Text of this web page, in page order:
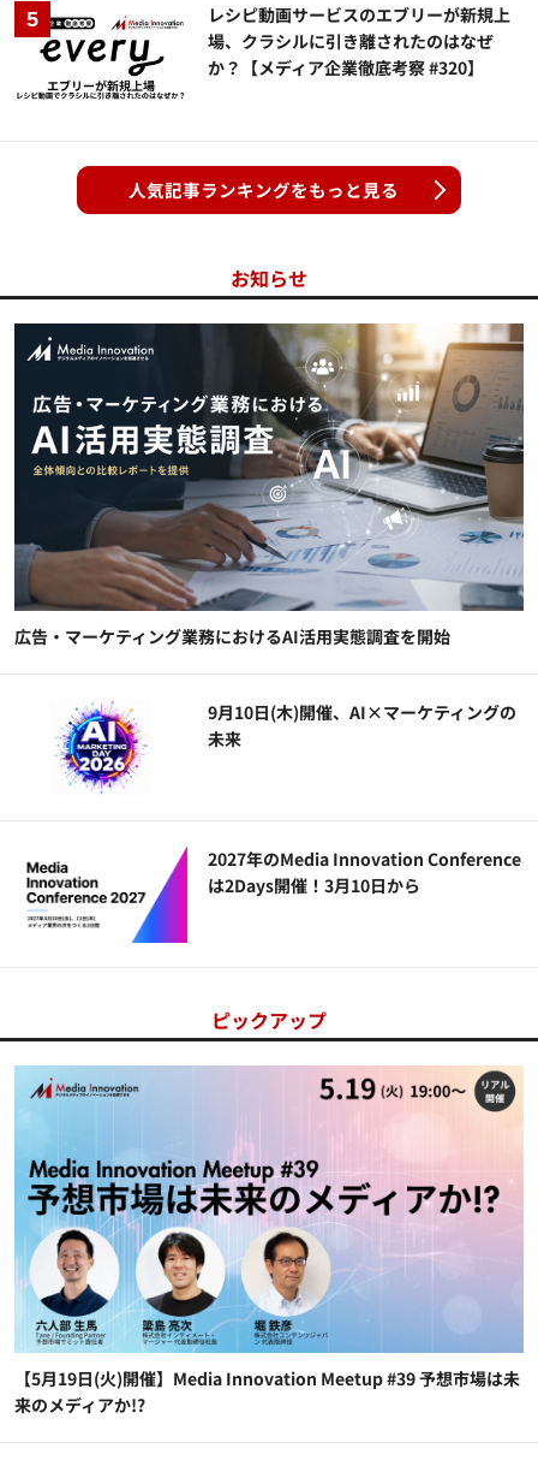
レシピ動画サービスのエブリーが新規上
場、クラシルに引き離されたのはなぜ
か？【メディア企業徹底考察 #320】
人気記事ランキングをもっと見る
お知らせ
広告・マーケティング業務におけるAI活用実態調査を開始
9月10日(木)開催、AI×マーケティングの
未来
2027年のMedia Innovation Conference
は2Days開催！3月10日から
ピックアップ
【5月19日(火)開催】Media Innovation Meetup #39 予想市場は未
来のメディアか!?